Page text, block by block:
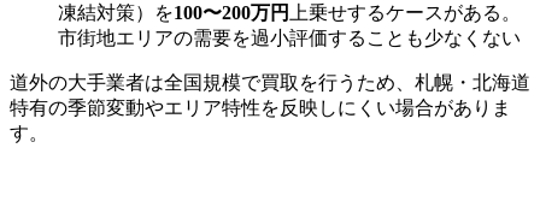
凍結対策）を100〜200万円
上乗せするケースがある。
市街地エリアの需要を過小評価することも少なくない
道外の大手業者は全国規模で買取を行うため、札幌・北海道
特有の季節変動やエリア特性を反映しにくい場合がありま
す。